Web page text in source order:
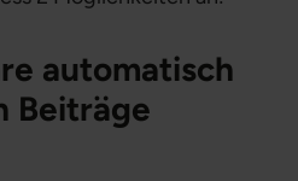
automatisch
Beiträge